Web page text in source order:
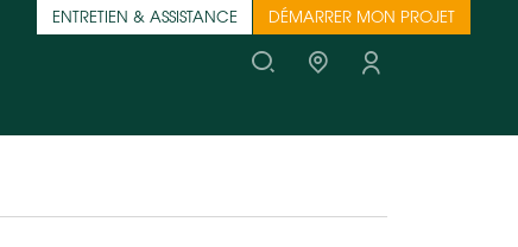
ENTRETIEN & ASSISTANCE DÉMARRER MON PROJET